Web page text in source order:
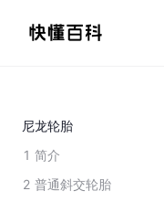
尼龙轮胎
1 简介
2 普通斜交轮胎